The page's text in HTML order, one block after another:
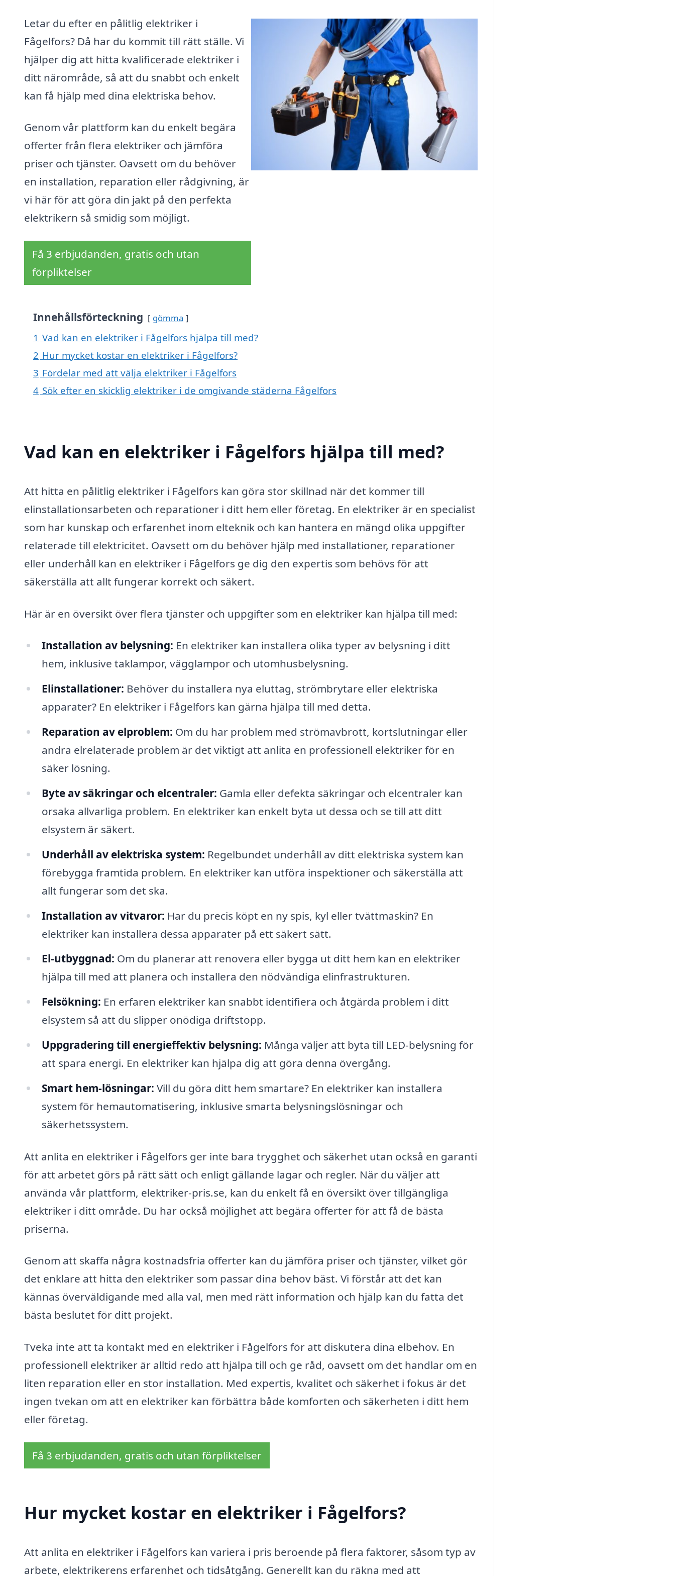
Letar du efter en pålitlig elektriker i
Fågelfors? Då har du kommit till rätt ställe. Vi
hjälper dig att hitta kvalificerade elektriker i
ditt närområde, så att du snabbt och enkelt
kan få hjälp med dina elektriska behov.
Genom vår plattform kan du enkelt begära
offerter från flera elektriker och jämföra
priser och tjänster. Oavsett om du behöver
en installation, reparation eller rådgivning, är
vi här för att göra din jakt på den perfekta
elektrikern så smidig som möjligt.
Få 3 erbjudanden, gratis och utan
förpliktelser
Innehållsförteckning gömma
1 Vad kan en elektriker i Fågelfors hjälpa till med?
2 Hur mycket kostar en elektriker i Fågelfors?
3 Fördelar med att välja elektriker i Fågelfors
4 Sök efter en skicklig elektriker i de omgivande städerna Fågelfors
Vad kan en elektriker i Fågelfors hjälpa till med?
Att hitta en pålitlig elektriker i Fågelfors kan göra stor skillnad när det kommer till
elinstallationsarbeten och reparationer i ditt hem eller företag. En elektriker är en specialist
som har kunskap och erfarenhet inom elteknik och kan hantera en mängd olika uppgifter
relaterade till elektricitet. Oavsett om du behöver hjälp med installationer, reparationer
eller underhåll kan en elektriker i Fågelfors ge dig den expertis som behövs för att
säkerställa att allt fungerar korrekt och säkert.
Här är en översikt över flera tjänster och uppgifter som en elektriker kan hjälpa till med:
Installation av belysning: En elektriker kan installera olika typer av belysning i ditt
hem, inklusive taklampor, vägglampor och utomhusbelysning.
Elinstallationer: Behöver du installera nya eluttag, strömbrytare eller elektriska
apparater? En elektriker i Fågelfors kan gärna hjälpa till med detta.
Reparation av elproblem: Om du har problem med strömavbrott, kortslutningar eller
andra elrelaterade problem är det viktigt att anlita en professionell elektriker för en
säker lösning.
Byte av säkringar och elcentraler: Gamla eller defekta säkringar och elcentraler kan
orsaka allvarliga problem. En elektriker kan enkelt byta ut dessa och se till att ditt
elsystem är säkert.
Underhåll av elektriska system: Regelbundet underhåll av ditt elektriska system kan
förebygga framtida problem. En elektriker kan utföra inspektioner och säkerställa att
allt fungerar som det ska.
Installation av vitvaror: Har du precis köpt en ny spis, kyl eller tvättmaskin? En
elektriker kan installera dessa apparater på ett säkert sätt.
El-utbyggnad: Om du planerar att renovera eller bygga ut ditt hem kan en elektriker
hjälpa till med att planera och installera den nödvändiga elinfrastrukturen.
Felsökning: En erfaren elektriker kan snabbt identifiera och åtgärda problem i ditt
elsystem så att du slipper onödiga driftstopp.
Uppgradering till energieffektiv belysning: Många väljer att byta till LED-belysning för
att spara energi. En elektriker kan hjälpa dig att göra denna övergång.
Smart hem-lösningar: Vill du göra ditt hem smartare? En elektriker kan installera
system för hemautomatisering, inklusive smarta belysningslösningar och
säkerhetssystem.
Att anlita en elektriker i Fågelfors ger inte bara trygghet och säkerhet utan också en garanti
för att arbetet görs på rätt sätt och enligt gällande lagar och regler. När du väljer att
använda vår plattform, elektriker-pris.se, kan du enkelt få en översikt över tillgängliga
elektriker i ditt område. Du har också möjlighet att begära offerter för att få de bästa
priserna.
Genom att skaffa några kostnadsfria offerter kan du jämföra priser och tjänster, vilket gör
det enklare att hitta den elektriker som passar dina behov bäst. Vi förstår att det kan
kännas överväldigande med alla val, men med rätt information och hjälp kan du fatta det
bästa beslutet för ditt projekt.
Tveka inte att ta kontakt med en elektriker i Fågelfors för att diskutera dina elbehov. En
professionell elektriker är alltid redo att hjälpa till och ge råd, oavsett om det handlar om en
liten reparation eller en stor installation. Med expertis, kvalitet och säkerhet i fokus är det
ingen tvekan om att en elektriker kan förbättra både komforten och säkerheten i ditt hem
eller företag.
Få 3 erbjudanden, gratis och utan förpliktelser
Hur mycket kostar en elektriker i Fågelfors?
Att anlita en elektriker i Fågelfors kan variera i pris beroende på flera faktorer, såsom typ av
arbete, elektrikerens erfarenhet och tidsåtgång. Generellt kan du räkna med att